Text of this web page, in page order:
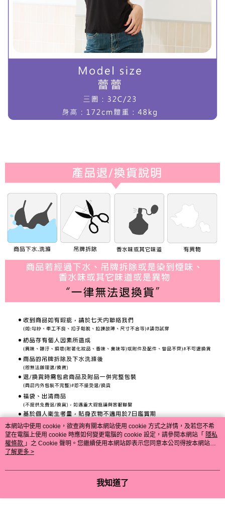
本網站中使用 cookie，欲查詢有關本網站使用 cookie 方式之詳情，及若您不希
望在電腦上使用 cookie 時應如何變更電腦的 cookie 設定，請參閱本網站「 隱私
權條款 」之 Cookie 聲明。您繼續使用本網站即表示您同意本公司得按本網站使
用條款之 Cookie 聲明使用 cookie。
了解更多 >
我知道了